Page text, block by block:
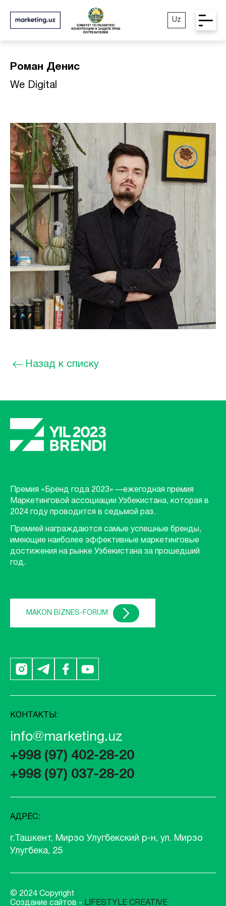
Uz
Роман Денис
We Digital
Назад к списку
Премия «Бренд года 2023» —ежегодная премия
Маркетинговой ассоциации Узбекистана, которая в
2024 году проводится в седьмой раз.
Премией награждаются самые успешные бренды,
имеющие наиболее эффективные маркетинговые
достижения на рынке Узбекистана за прошедший
год.
MAKON BIZNES-FORUM
КОНТАКТЫ:
info@marketing.uz
+998 (97) 402-28-20
+998 (97) 037-28-20
АДРЕС:
г.Ташкент, Мирзо Улугбекский р-н, ул. Мирзо
Улугбека, 25
© 2024 Copyright
Создание сайтов - LIFESTYLE CREATIVE